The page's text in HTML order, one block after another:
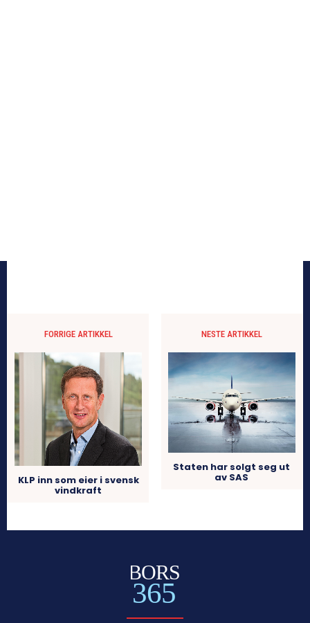
FORRIGE ARTIKKEL
KLP inn som eier i svensk
vindkraft
NESTE ARTIKKEL
Staten har solgt seg ut
av SAS
BORS
365